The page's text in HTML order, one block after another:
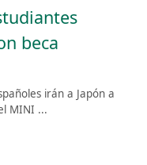
beca
irán a Japón a
MINI ...